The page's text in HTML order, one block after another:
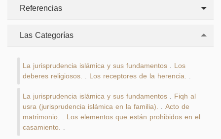
Referencias
Las Categorías
La jurisprudencia islámica y sus fundamentos Los
deberes religiosos. Los receptores de la herencia.
La jurisprudencia islámica y sus fundamentos Fiqh al
usra (jurisprudencia islámica en la familia). Acto de
matrimonio. Los elementos que están prohibidos en el
casamiento.